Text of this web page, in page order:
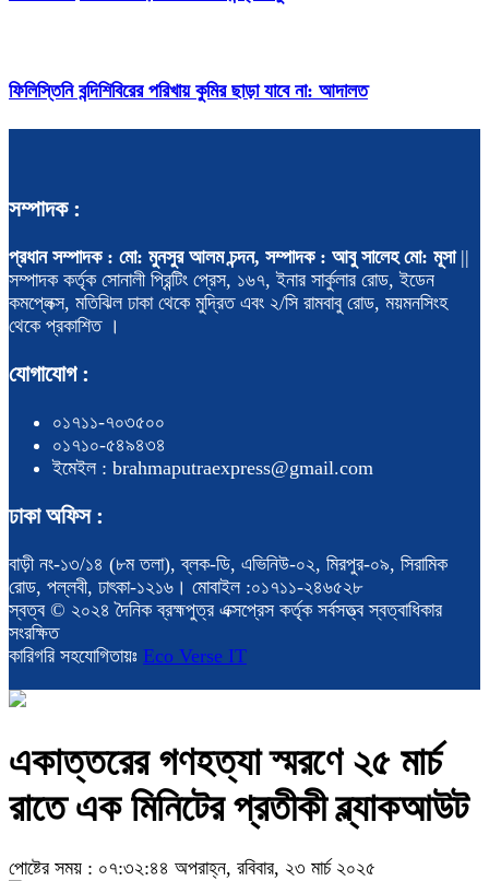
ফিলিস্তিনি বন্দিশিবিরের পরিখায় কুমির ছাড়া যাবে না: আদালত
সম্পাদক :
প্রধান সম্পাদক : মো: মুনসুর আলম চন্দন, সম্পাদক : আবু সালেহ মো: মূসা||
সম্পাদক কর্তৃক সোনালী প্রিন্টিং প্রেস, ১৬৭, ইনার সার্কুলার রোড, ইডেন
কমপ্লেক্স, মতিঝিল ঢাকা থেকে মুদ্রিত এবং ২/সি রামবাবু রোড, ময়মনসিংহ
থেকে প্রকাশিত ।
যোগাযোগ :
০১৭১১-৭০৩৫০০
০১৭১০-৫৪৯৪৩৪
ইমেইল : brahmaputraexpress@gmail.com
ঢাকা অফিস :
বাড়ী নং-১৩/১৪ (৮ম তলা), ব্লক-ডি, এভিনিউ-০২, মিরপুর-০৯, সিরামিক
রোড, পল্লবী, ঢাৎকা-১২১৬। মোবাইল :০১৭১১-২৪৬৫২৮
স্বত্ব © ২০২৪ দৈনিক ব্রহ্মপুত্র এক্সপ্রেস কর্তৃক সর্বসত্ত্ব স্বত্বাধিকার
সংরক্ষিত
কারিগরি সহযোগিতায়ঃ Eco Verse IT
একাত্তরের গণহত্যা স্মরণে ২৫ মার্চ
রাতে এক মিনিটের প্রতীকী ব্ল্যাকআউট
পোষ্টের সময় : ০৭:৩২:৪৪ অপরাহ্ন, রবিবার, ২৩ মার্চ ২০২৫